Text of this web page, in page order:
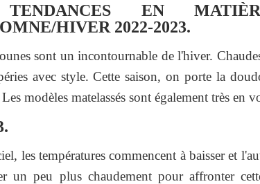
EN
HIVER 2022-2023.
sont un incontournable de l'hiver.
avec style. Cette saison, on porte la
modèles matelassés sont également très
les températures commencent à baisser et
un peu plus chaudement pour affronter